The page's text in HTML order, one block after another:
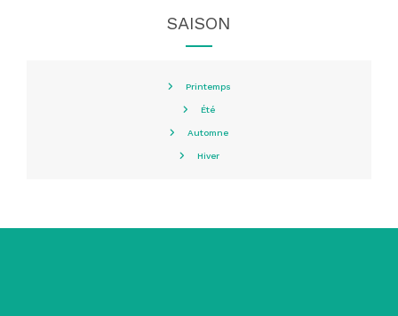
SAISON
Printemps
Été
Automne
Hiver